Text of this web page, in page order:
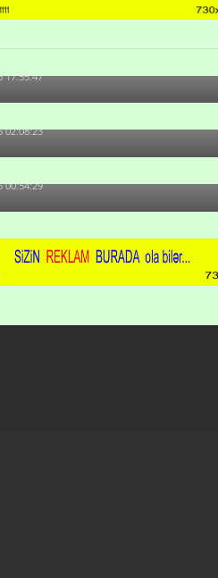
17:55:47
NAZİR GÖNDƏRİB - 1937-ci ildən
olan və...
02:08:23
məhkəməni udmayacaqsan... Sən
məni...
00:54:29